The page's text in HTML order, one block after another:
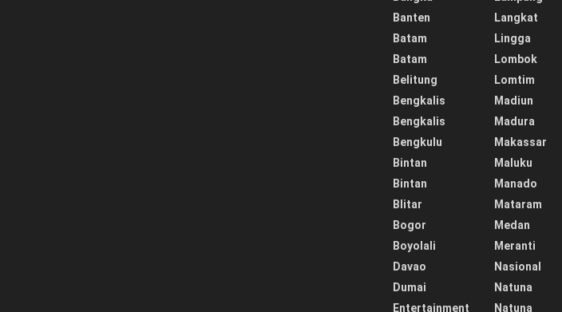
Banten
Batam
Batam
Belitung
Bengkalis
Bengkalis
Bengkulu
Bintan
Bintan
Blitar
Bogor
Boyolali
Davao
Dumai
Entertainment
Langkat
Lingga
Lombok
Lomtim
Madiun
Madura
Makassar
Maluku
Manado
Mataram
Medan
Meranti
Nasional
Natuna
Natuna